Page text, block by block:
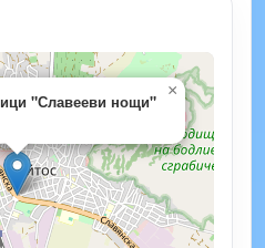
"Славееви нощи"
×